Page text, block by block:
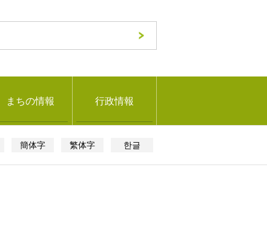
まちの情報 行政情報
簡体字 繁体字 한글